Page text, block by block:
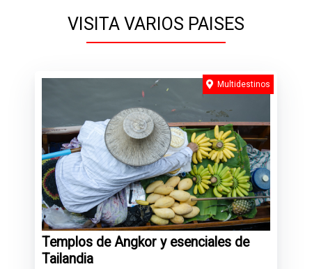
VISITA VARIOS PAISES
Templos de Angkor y esenciales de
Tailandia
Multidestinos